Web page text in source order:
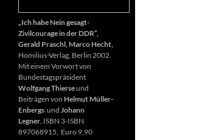
„Ich habe Nein gesagt-
Zivilcourage in der DDR“,
Gerald Praschl, Marco Hecht,
Homilius-Verlag, Berlin 2002.
Mit einem Vorwort von
Bundestagspräsident
Wolfgang Thierseund
Beiträgen von Helmut Müller-
Enbergs und Johann
Legner , ISBN 3-ISBN
897068915, Euro 9,90